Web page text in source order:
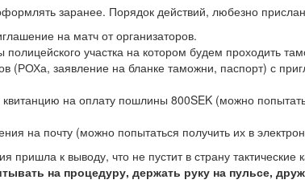
заранее. Порядок действий, любезно
на матч от организаторов.
полицейского участка на котором будем проходить
(РОХа, заявление на бланке таможни, паспорт) с
на оплату пошлины 800SEK (можно
на почту (можно попытаться получить их в
к выводу, что не пустит в страну тактические
на процедуру, держать руку на пульсе,